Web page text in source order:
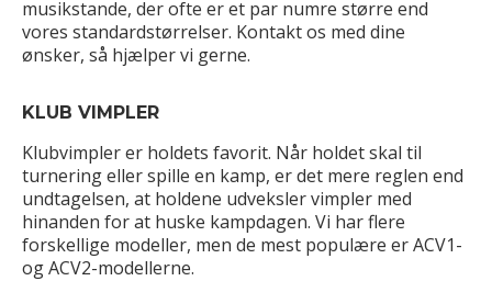
musikstande, der ofte er et par numre større end
vores standardstørrelser. Kontakt os med dine
ønsker, så hjælper vi gerne.
KLUB VIMPLER
Klubvimpler er holdets favorit. Når holdet skal til
turnering eller spille en kamp, er det mere reglen end
undtagelsen, at holdene udveksler vimpler med
hinanden for at huske kampdagen. Vi har flere
forskellige modeller, men de mest populære er ACV1-
og ACV2-modellerne.